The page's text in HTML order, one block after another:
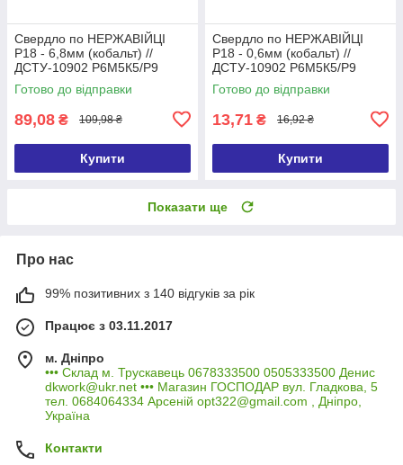
Свердло по НЕРЖАВІЙЦІ
Р18 - 6,8мм (кобальт) //
ДСТУ-10902 Р6М5К5/Р9
(DIN338 G-Co)
Готово до відправки
89,08 ₴ 109,98 ₴
Купити
Свердло по НЕРЖАВІЙЦІ
Р18 - 0,6мм (кобальт) //
ДСТУ-10902 Р6М5К5/Р9
(DIN338 G-Co)
Готово до відправки
13,71 ₴ 16,92 ₴
Купити
Показати ще
Про нас
99% позитивних з 140 відгуків за рік
Працює з 03.11.2017
м. Дніпро
••• Склад м. Трускавець 0678333500 0505333500 Денис
dkwork@ukr.net ••• Магазин ГОСПОДАР вул. Гладкова, 5
тел. 0684064334 Арсеній opt322@gmail.com , Дніпро,
Україна
Контакти